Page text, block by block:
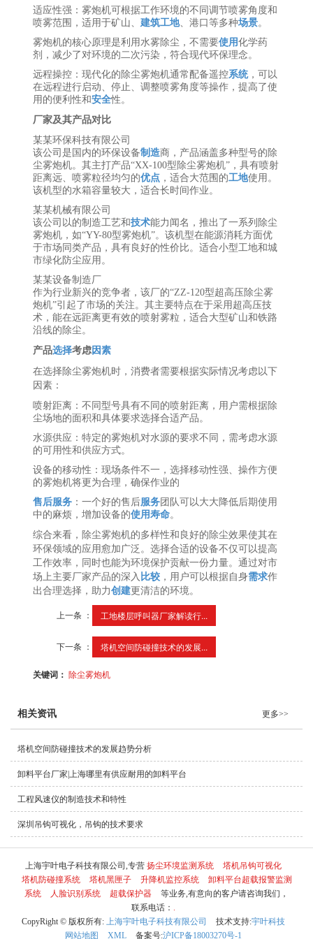
适应性强：雾炮机可根据工作环境的不同调节喷雾角度和
喷雾范围，适用于矿山、建筑工地、港口等多种场景。
雾炮机的核心原理是利用水雾除尘，不需要使用化学药
剂，减少了对环境的二次污染，符合现代环保理念。
远程操控：现代化的除尘雾炮机通常配备遥控系统，可以
在远程进行启动、停止、调整喷雾角度等操作，提高了使
用的便利性和安全性。
厂家及其产品对比
某某环保科技有限公司
该公司是国内的环保设备制造商，产品涵盖多种型号的除
尘雾炮机。其主打产品“XX-100型除尘雾炮机”，具有喷射
距离远、喷雾粒径均匀的优点 ，适合大范围的工地使用。
该机型的水箱容量较大，适合长时间作业。
某某机械有限公司
该公司以的制造工艺和技术能力闻名，推出了一系列除尘
雾炮机，如“YY-80型雾炮机”。该机型在能源消耗方面优
于市场同类产品，具有良好的性价比。适合小型工地和城
市绿化防尘应用。
某某设备制造厂
作为行业新兴的竞争者，该厂的“ZZ-120型超高压除尘雾
炮机”引起了市场的关注。其主要特点在于采用超高压技
术，能在远距离更有效的喷射雾粒，适合大型矿山和铁路
沿线的除尘。
产品选择考虑因素
在选择除尘雾炮机时，消费者需要根据实际情况考虑以下
因素：
喷射距离：不同型号具有不同的喷射距离，用户需根据除
尘场地的面积和具体要求选择合适产品。
水源供应：特定的雾炮机对水源的要求不同，需考虑水源
的可用性和供应方式。
设备的移动性：现场条件不一，选择移动性强、操作方便
的雾炮机将更为合理，确保作业的
售后服务 ：一个好的售后服务团队可以大大降低后期使用
中的麻烦，增加设备的使用寿命。
综合来看，除尘雾炮机的多样性和良好的除尘效果使其在
环保领域的应用愈加广泛。选择合适的设备不仅可以提高
工作效率，同时也能为环境保护贡献一份力量。通过对市
场上主要厂家产品的深入 比较 ，用户可以根据自身需求作
出合理选择，助力创建更清洁的环境。
上一条 ： 工地楼层呼叫器厂家解读行...
下一条 ： 塔机空间防碰撞技术的发展...
关键词：除尘雾炮机
相关资讯 更多>>
塔机空间防碰撞技术的发展趋势分析
卸料平台厂家|上海哪里有供应耐用的卸料平台
工程风速仪的制造技术和特性
深圳吊钩可视化，吊钩的技术要求
上海宇叶电子科技有限公司,专营 扬尘环境监测系统
塔机吊钩可视化
塔机防碰撞系统
塔机黑匣子 升降机监控系统
卸料平台超载报警监测
系统
人脸识别系统 超载保护器
等业务,有意向的客户请咨询我们，
联系电话：
CopyRight © 版权所有:
上海宇叶电子科技有限公司 技术支持:宇叶科技
网站地图
XML 备案号:沪ICP备18003270号-1